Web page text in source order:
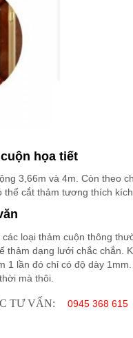
họa tiết
3,66m và 4m. Còn theo
cắt thảm tương thích
loại thảm cuộn thông
thảm dạng lưới chắc chắn.
1 lần đó chỉ có độ dày
mà thôi.
TƯ VẤN: 0945 368 615